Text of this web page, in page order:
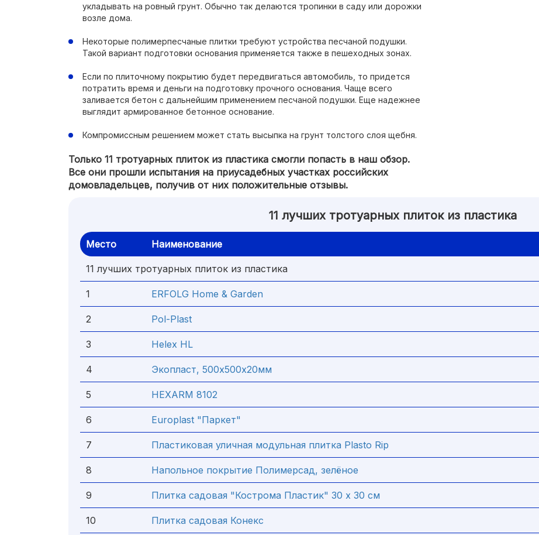
укладывать на ровный грунт. Обычно так делаются тропинки в саду или дорожки
возле дома.
Некоторые полимерпесчаные плитки требуют устройства песчаной подушки.
Такой вариант подготовки основания применяется также в пешеходных зонах.
Если по плиточному покрытию будет передвигаться автомобиль, то придется
потратить время и деньги на подготовку прочного основания. Чаще всего
заливается бетон с дальнейшим применением песчаной подушки. Еще надежнее
выглядит армированное бетонное основание.
Компромиссным решением может стать высыпка на грунт толстого слоя щебня.
Только 11 тротуарных плиток из пластика смогли попасть в наш обзор.
Все они прошли испытания на приусадебных участках российских
домовладельцев, получив от них положительные отзывы.
11 лучших тротуарных плиток из пластика
Место Наименование
11 лучших тротуарных плиток из пластика
1 ERFOLG Home & Garden
2 Pol-Plast
3 Helex HL
4 Экопласт, 500х500х20мм
5 HEXARM 8102
6 Europlast "Паркет"
7 Пластиковая уличная модульная плитка Plasto Rip
8 Напольное покрытие Полимерсад, зелёное
9 Плитка садовая "Кострома Пластик" 30 х 30 см
10 Плитка садовая Конекс